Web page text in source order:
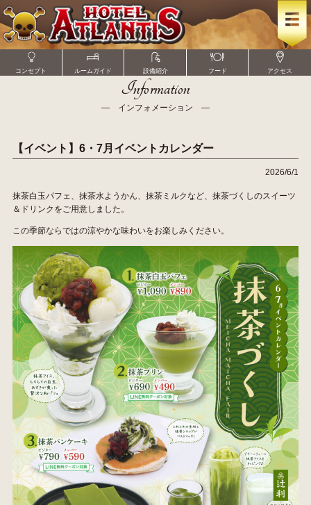
コンセプト ルームガイド 設備紹介 フード アクセス
Information
― インフォメーション ―
【イベント】6・7月イベントカレンダー
2026/6/1
抹茶白玉パフェ、抹茶水ようかん、抹茶ミルクなど、抹茶づくしのスイーツ
＆ドリンクをご用意しました。
この季節ならではの涼やかな味わいをお楽しみください。